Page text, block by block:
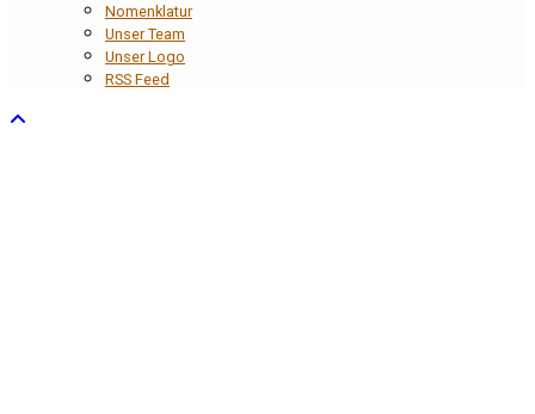
Nomenklatur
Unser Team
Unser Logo
RSS Feed